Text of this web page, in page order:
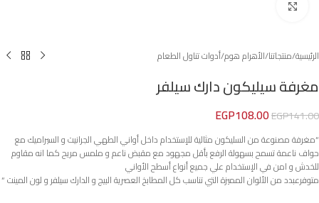
الرئيسية/منتجاتنا/الأهرام هوم/أدوات تناول الطعام
مغرفة سيليكون دارك سيلفر
EGP141.00
EGP108.00
“مغرفة مصنوعة من السليكون مثالية للإستخدام داخل أواني الطهي الجرانيت و السيراميك مع
حواف ناعمة تسمح بسهولة الرفع بأقل مجهود مع مقبض ناعم و ملمس مريح كما انه مقاوم
للخدش و امن في الإستخدام علي جميع أنواع أسطح الأواني
متوفرعبدد من الألوان المميزة التي تناسب كل المطابخ العصرية البيج و الدارك سيلفر و لون المينت “